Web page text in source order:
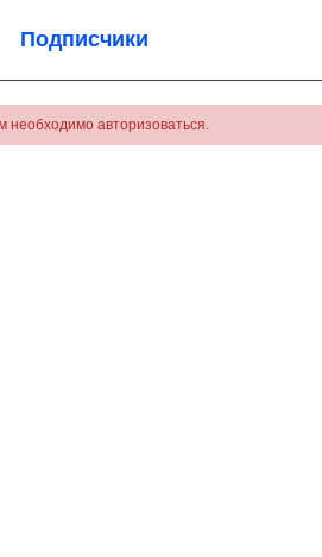
Подписчики
необходимо авторизоваться.